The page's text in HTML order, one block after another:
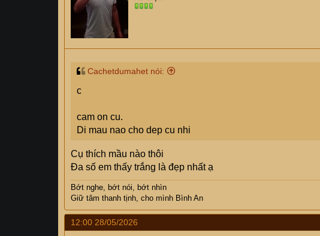
n
s
:
Cachetdumahet nói:
c
cam on cu.
Di mau nao cho dep cu nhi
Cụ thích mầu nào thôi
Đa số em thấy trắng là đẹp nhất ạ
Bớt nghe, bớt nói, bớt nhìn
Giữ tâm thanh tịnh, cho mình Bình An
12:00 28/05/2026